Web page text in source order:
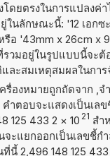
ดยตรงในการแปลงค่
ในลักษณะนี้: '12 เอกซ
อ '43mm x 26cm x
วมอยู่ในรูปแบบนี้จะต้
ละสมเหตุสมผลในกา
รื่องหมายถูกถัดจาก ,
ำตอบจะแสดงเป็นเลข
125 433 2 × 10 21 สำ
จะแยกออกเป็นเลขชี้ก
ที่นี้ 2,496 148 125